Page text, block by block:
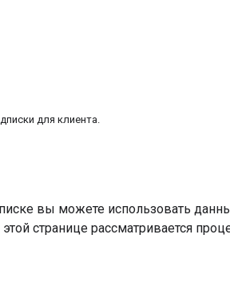
для клиента.
вы можете использовать
странице рассматривается